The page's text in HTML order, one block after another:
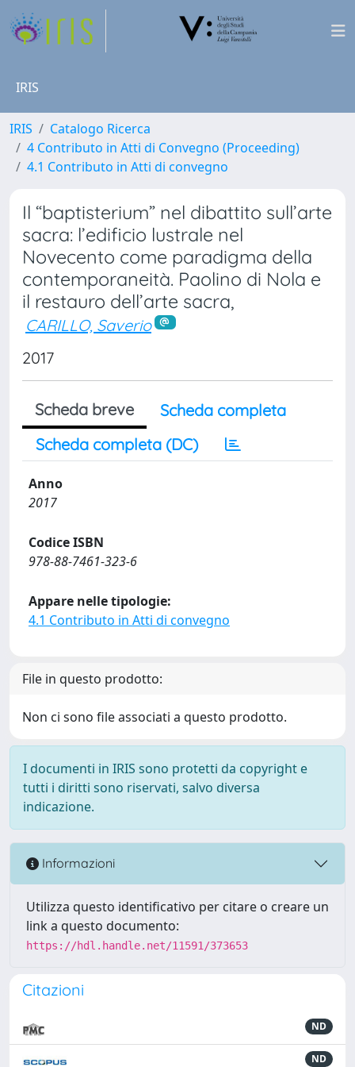
IRIS
IRIS
Catalogo Ricerca
4 Contributo in Atti di Convegno (Proceeding)
4.1 Contributo in Atti di convegno
Il “baptisterium” nel dibattito sull’arte
sacra: l’edificio lustrale nel
Novecento come paradigma della
contemporaneità. Paolino di Nola e
il restauro dell’arte sacra,
CARILLO, Saverio
2017
Scheda breve
Scheda completa
Scheda completa (DC)
Anno
2017
Codice ISBN
978-88-7461-323-6
Appare nelle tipologie:
4.1 Contributo in Atti di convegno
File in questo prodotto:
Non ci sono file associati a questo prodotto.
I documenti in IRIS sono protetti da copyright e
tutti i diritti sono riservati, salvo diversa
indicazione.
Informazioni
Utilizza questo identificativo per citare o creare un
link a questo documento:
https://hdl.handle.net/11591/373653
Citazioni
ND
ND